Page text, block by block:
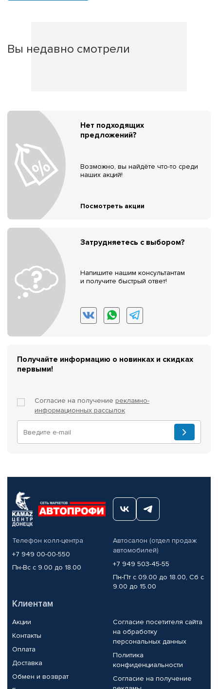
Вы недавно смотрели
Нет подходящих
предложений?
Возможно, вы найдёте что-то среди
наших акций!
Посмотреть акции
Затрудняетесь с выбором?
Напишите нашим консультантам
и получите быстрый ответ!
Получайте информацию о новинках и скидках
первыми!
Согласие на получение рекламно-
информационных рассылок
Телефон колл-центра
+7 949 00-00-550
Пн-Вс с 9.00 до 18.00
Автосалон (отдел продаж
автомобилей)
+7 949 503-45-55
Пн-Пт с 09.00 до 18.00, Сб с
9.00 до 15.00
Клиентам
Акции
Контакты
Оплата
Доставка
Обмен и возврат
Согласие посетителя сайта
на обработку
персональных данных
Политика
конфиденциальности
Согласие на получение